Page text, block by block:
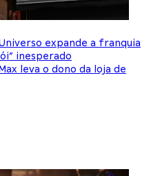
expande a franquia
inesperado
leva o dono da loja de